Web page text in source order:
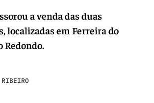
a venda das duas
localizadas em Ferreira do
Redondo.